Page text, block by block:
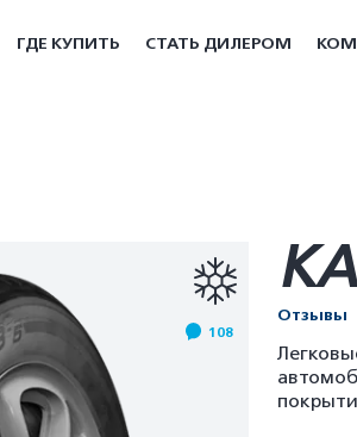
ГДЕ КУПИТЬ СТАТЬ ДИЛЕРОМ
108
Отзывы